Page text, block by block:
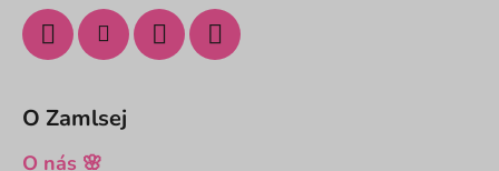
O Zamlsej
O nás 🌸